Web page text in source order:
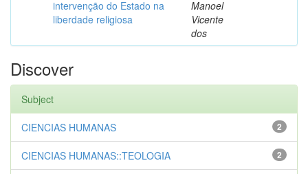
intervenção do Estado na
liberdade religiosa
Manoel
Vicente
dos
Discover
Subject
2
CIENCIAS HUMANAS
2
CIENCIAS HUMANAS::TEOLOGIA